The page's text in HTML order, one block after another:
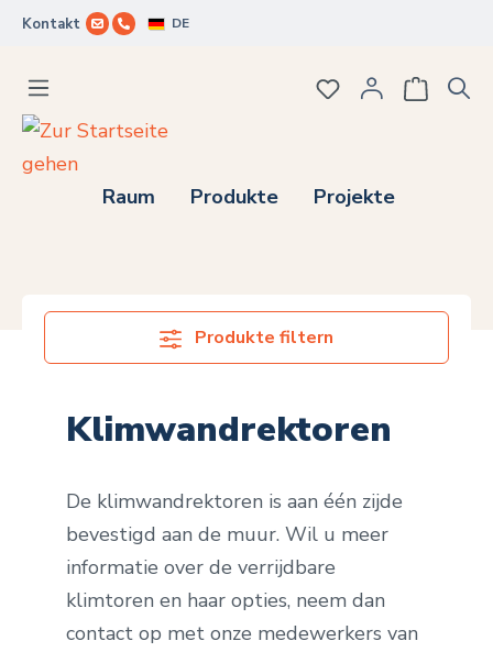
Zum Hauptinhalt springen
Kontakt DE
Raum Produkte Projekte
Du hast 0
Produkte filtern
Klimwandrektoren
De klimwandrektoren is aan één zijde
bevestigd aan de muur. Wil u meer
informatie over de verrijdbare
klimtoren en haar opties, neem dan
contact op met onze medewerkers van